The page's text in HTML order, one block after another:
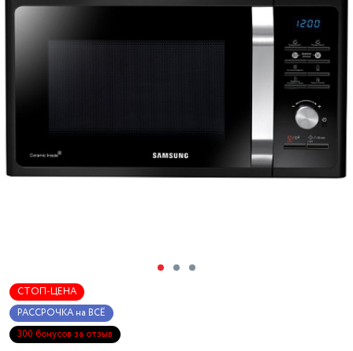
СТОП-ЦЕНА
РАССРОЧКА на ВСЁ
300 бонусов за отзыв